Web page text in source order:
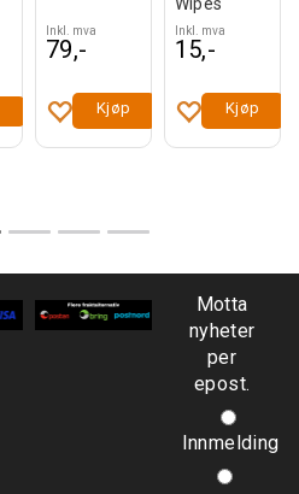
Inkl. mva
79,-
Kjøp
Inkl. mva
15,-
Kjøp
Motta
nyheter
per
epost.
Innmelding